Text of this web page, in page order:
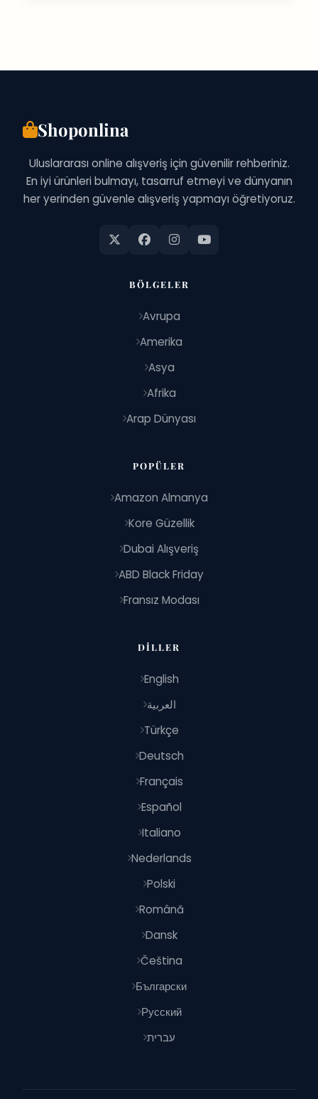
ALIŞVERIŞ
Shoponlina
Uluslararası online alışveriş için güvenilir rehberiniz.
En iyi ürünleri bulmayı, tasarruf etmeyi ve dünyanın
her yerinden güvenle alışveriş yapmayı öğretiyoruz.
BÖLGELER
Avrupa
Amerika
Asya
Afrika
Arap Dünyası
POPÜLER
Amazon Almanya
Kore Güzellik
Dubai Alışveriş
ABD Black Friday
Fransız Modası
DILLER
English
العربية
Türkçe
Deutsch
Français
Español
Italiano
Nederlands
Polski
Română
Dansk
Čeština
Български
Русский
עברית